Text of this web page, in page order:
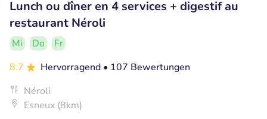
Lunch ou dîner en 4 services + digestif au
restaurant Néroli
Mi Do
Fr
8.7
Hervorragend • 107 Bewertungen
Néroli
Esneux (8km)